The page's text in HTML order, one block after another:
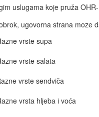
uslugama koje pruža
ugovorna strana moze
vrste supa
vrste salata
vrste sendviča
vrsta hljeba i voća